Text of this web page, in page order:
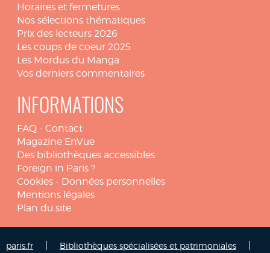
Horaires et fermetures
Nos sélections thématiques
Prix des lecteurs 2026
Les coups de coeur 2025
Les Mordus du Manga
Vos derniers commentaires
INFORMATIONS
FAQ - Contact
Magazine EnVue
Des bibliothèques accessibles
Foreign in Paris ?
Cookies - Données personnelles
Mentions légales
Plan du site
paris.fr Bibliothèques spécialisées et patrimoniales